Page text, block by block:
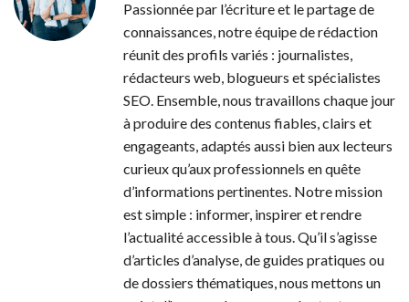
Passionnée par l’écriture et le partage de
connaissances, notre équipe de rédaction
réunit des profils variés : journalistes,
rédacteurs web, blogueurs et spécialistes
SEO. Ensemble, nous travaillons chaque jour
à produire des contenus fiables, clairs et
engageants, adaptés aussi bien aux lecteurs
curieux qu’aux professionnels en quête
d’informations pertinentes. Notre mission
est simple : informer, inspirer et rendre
l’actualité accessible à tous. Qu’il s’agisse
d’articles d’analyse, de guides pratiques ou
de dossiers thématiques, nous mettons un